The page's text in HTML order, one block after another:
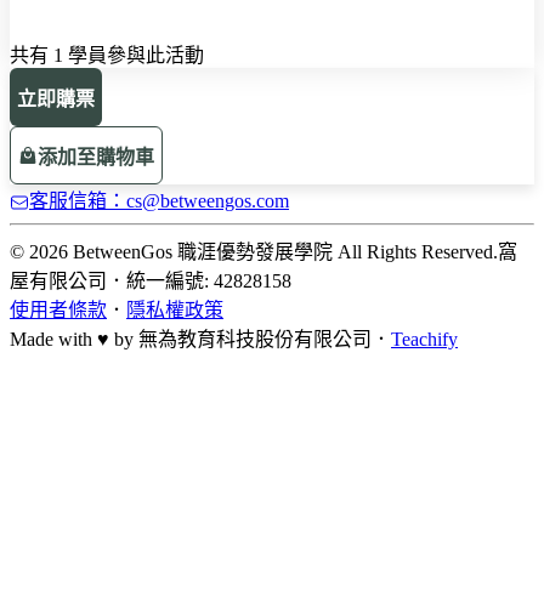
共有 1 學員參與此活動
立即購票
添加至購物車
客服信箱：cs@betweengos.com
© 2026 BetweenGos 職涯優勢發展學院 All Rights Reserved.窩
屋有限公司 ． 統一編號: 42828158
使用者條款 ． 隱私權政策
Made with ♥ by 無為教育科技股份有限公司． Teachify